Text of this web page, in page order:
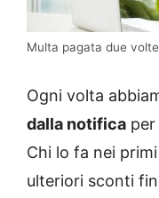
Multa pagata due
Ogni volta
dalla notifica
Chi lo fa nei
ulteriori sconti